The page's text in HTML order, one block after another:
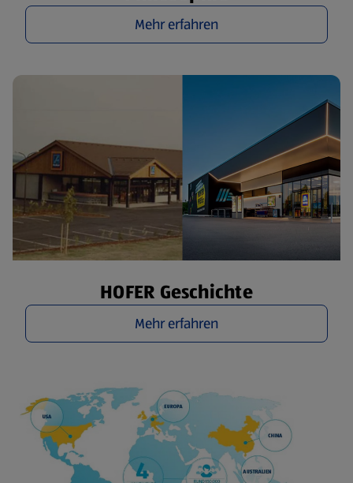
Mehr erfahren
HOFER Geschichte
Mehr erfahren